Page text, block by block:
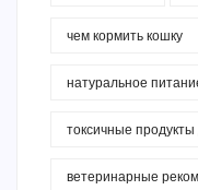
чем кормить кошку
натуральное
токсичные
ветеринарные